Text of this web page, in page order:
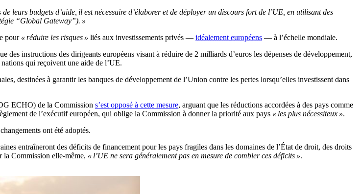
leurs budgets d’aide, il est nécessaire d’élaborer et de déployer un discours fort de l’UE, en utilisant des
“Global Gateway”). »
pour « réduire les risques » liés aux investissements privés — idéalement européens — à l’échelle mondiale.
instructions des dirigeants européens visant à réduire de 2 milliards d’euros les dépenses de développement,
qui reçoivent une aide de l’UE.
destinées à garantir les banques de développement de l’Union contre les pertes lorsqu’elles investissent dans
ECHO) de la Commission s’est opposé à cette mesure, arguant que les réductions accordées à des pays comme
de l’exécutif européen, qui oblige la Commission à donner la priorité aux pays « les plus nécessiteux ».
ont été adoptés.
entraîneront des déficits de financement pour les pays fragiles dans les domaines de l’État de droit, des droits
la Commission elle-même, « l’UE ne sera généralement pas en mesure de combler ces déficits ».